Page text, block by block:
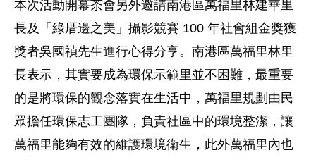
本次活動開幕茶會另外邀請南港區萬福里林建華里
長及「綠厝邊之美」攝影競賽 100 年社會組金獎獲
獎者吳國禎先生進行心得分享。南港區萬福里林里
長表示，其實要成為環保示範里並不困難，最重要
的是將環保的觀念落實在生活中，萬福里規劃由民
眾擔任環保志工團隊，負責社區中的環境整潔，讓
萬福里能夠有效的維護環境衛生，此外萬福里內也